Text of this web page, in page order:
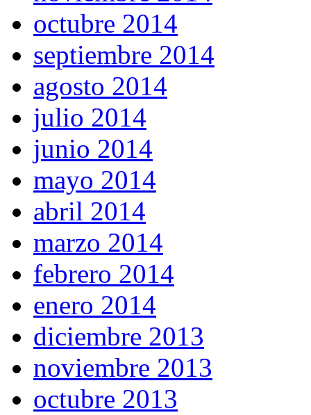
octubre 2014
septiembre 2014
agosto 2014
julio 2014
junio 2014
mayo 2014
abril 2014
marzo 2014
febrero 2014
enero 2014
diciembre 2013
noviembre 2013
octubre 2013